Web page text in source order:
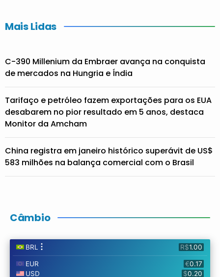
Mais Lidas
C-390 Millenium da Embraer avança na conquista
de mercados na Hungria e Índia
Tarifaço e petróleo fazem exportações para os EUA
desabarem no pior resultado em 5 anos, destaca
Monitor da Amcham
China registra em janeiro histórico superávit de US$
583 milhões na balança comercial com o Brasil
Câmbio